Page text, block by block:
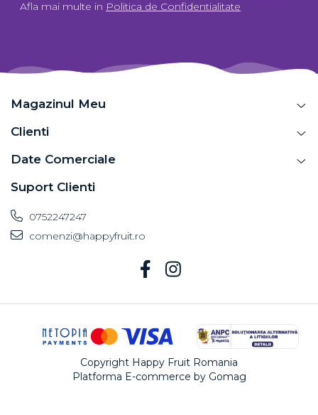
Afla mai multe in Politica de Confidentialitate
Magazinul Meu
Clienti
Date Comerciale
Suport Clienti
0752247247
comenzi@happyfruit.ro
Copyright Happy Fruit Romania
Platforma E-commerce by Gomag